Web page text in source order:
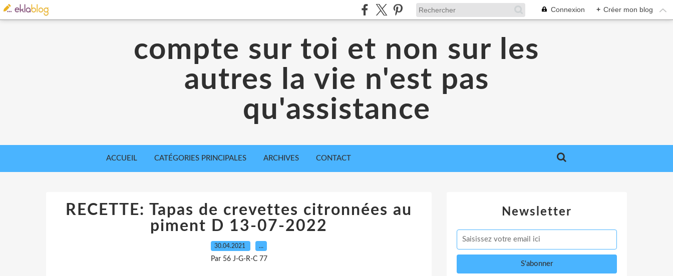
Connexion + Créer mon blog
compte sur toi et non sur les
autres la vie n'est pas
qu'assistance
ACCUEIL CATÉGORIES PRINCIPALES ARCHIVES CONTACT
RECETTE: Tapas de crevettes citronnées au
piment D 13-07-2022
30.04.2021 …
Par 56 J-G-R-C 77
Newsletter